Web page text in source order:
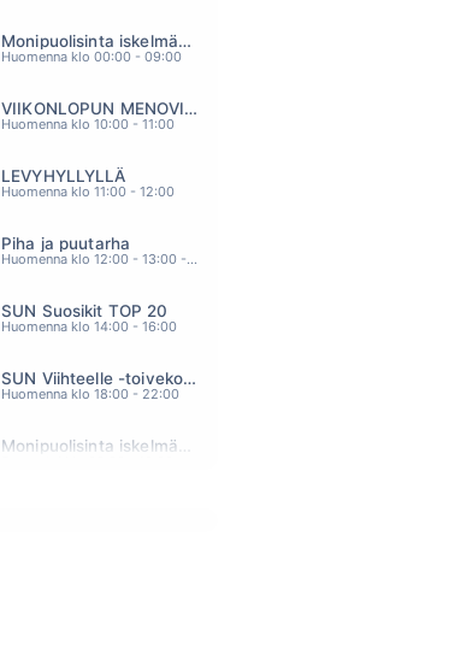
VARJOKUVA
07.04
CHARLES PLOGMAN
06.55
PRINCE
06.52
EMMA & MATILDA
06.47
DANNY
06.45
LAURA NÄRHI
06.38
PATE MUSTAJÄRVI
Monipuolisinta iskelmää ja parasta poppia
Huomenna klo 00:00 - 09:00
VIIKONLOPUN MENOVINKIT
Huomenna klo 10:00 - 11:00
LEVYHYLLYLLÄ
Huomenna klo 11:00 - 12:00
Piha ja puutarha
Huomenna klo 12:00 - 13:00 - Studiossa: Pinsiön Taimisto
SUN Suosikit TOP 20
Huomenna klo 14:00 - 16:00
SUN Viihteelle -toivekonsertti
Huomenna klo 18:00 - 22:00
Monipuolisinta iskelmää ja parasta poppia